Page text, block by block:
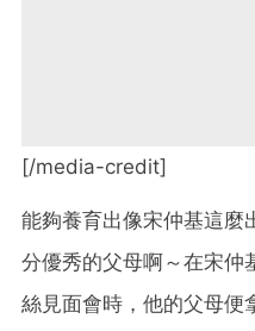
[/media-credit]
能夠養育出像宋仲基這麼
分優秀的父母啊～在宋仲
絲見面會時，他的父母便